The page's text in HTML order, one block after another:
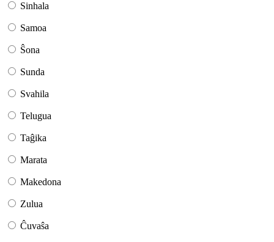
Sinhala
Samoa
Ŝona
Sunda
Svahila
Telugua
Taĝika
Marata
Makedona
Zulua
Ĉuvaŝa